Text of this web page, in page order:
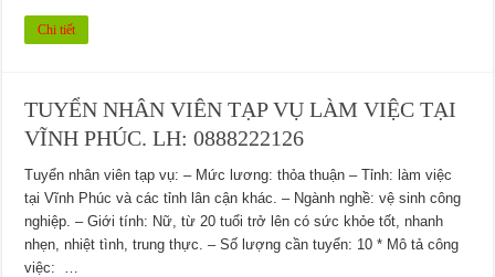
Chi tiết
TUYỂN NHÂN VIÊN TẠP VỤ LÀM VIỆC TẠI
VĨNH PHÚC. LH: 0888222126
Tuyển nhân viên tạp vụ: – Mức lương: thỏa thuận – Tỉnh: làm việc
tại Vĩnh Phúc và các tỉnh lân cận khác. – Ngành nghề: vệ sinh công
nghiệp. – Giới tính: Nữ, từ 20 tuổi trở lên có sức khỏe tốt, nhanh
nhẹn, nhiệt tình, trung thực. – Số lượng cần tuyển: 10 * Mô tả công
việc: …